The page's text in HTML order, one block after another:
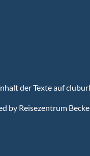
der Texte auf
by Reisezentrum